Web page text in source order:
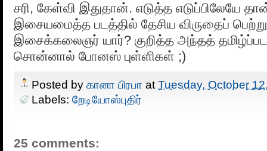
சரி, கேள்வி இதுதான். எடுத்த எடுப்பிலேயே
இசையமைத்த படத்தில் தேசிய விருதைப்
இசைக்கலைஞர் யார்? குறித்த அந்தத்
சொன்னால் போனஸ் புள்ளிகள் ;)
Posted by கானா பிரபா at Tuesday, October
Labels: றேடியோஸ்புதிர்
25 comments: